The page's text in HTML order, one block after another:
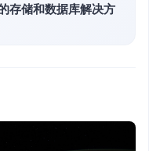
存储和数据库解决方